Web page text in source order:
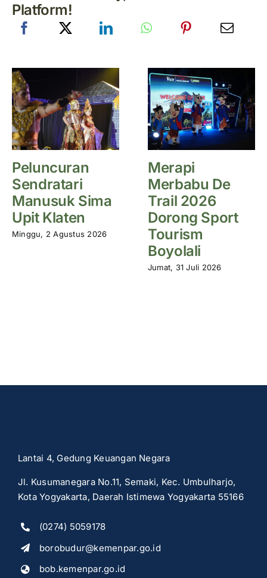
Platform!
Peluncuran
Sendratari
Manusuk Sima
Upit Klaten
Minggu, 2 Agustus 2026
Merapi
Merbabu De
Trail 2026
Dorong Sport
Tourism
Boyolali
Jumat, 31 Juli 2026
Lantai 4, Gedung Keuangan Negara
Jl. Kusumanegara No.11, Semaki, Kec. Umbulharjo,
Kota Yogyakarta, Daerah Istimewa Yogyakarta 55166
(0274) 5059178
borobudur@kemenpar.go.id
bob.kemenpar.go.id